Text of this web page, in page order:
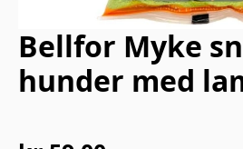
Bellfor Myke
hunder med